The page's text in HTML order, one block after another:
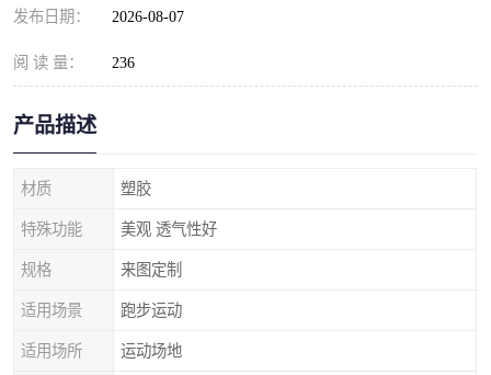
发布日期： 2026-08-07
阅 读 量： 236
产品描述
材质 塑胶
特殊功能 美观 透气性好
规格 来图定制
适用场景 跑步运动
适用场所 运动场地